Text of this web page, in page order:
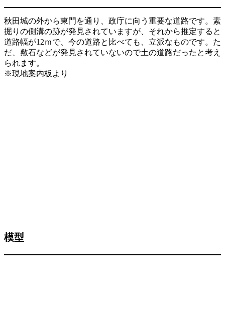
秋田城の外から東門を通り、政庁に向う重要な道路です。素
掘りの側溝の跡が発見されていますが、それから推定すると
道路幅が12ｍで、今の道路と比べても、立派なものです。た
だ、敷石などが発見されていないので土の道路だったと考え
られます。
※現地案内板より
模型